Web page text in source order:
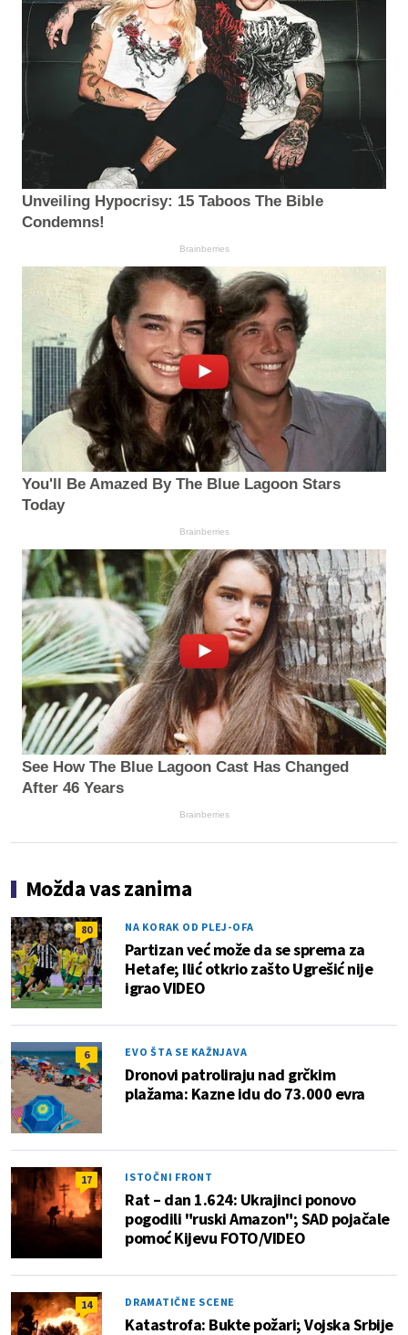
Unveiling Hypocrisy: 15 Taboos The Bible
Condemns!
Brainberries
You'll Be Amazed By The Blue Lagoon Stars
Today
Brainberries
See How The Blue Lagoon Cast Has Changed
After 46 Years
Brainberries
Možda vas zanima
80 NA KORAK OD PLEJ-OFA
Partizan već može da se sprema za
Hetafe; Ilić otkrio zašto Ugrešić nije
igrao VIDEO
6 EVO ŠTA SE KAŽNJAVA
Dronovi patroliraju nad grčkim
plažama: Kazne idu do 73.000 evra
17 ISTOČNI FRONT
Rat – dan 1.624: Ukrajinci ponovo
pogodili "ruski Amazon"; SAD pojačale
pomoć Kijevu FOTO/VIDEO
14 DRAMATIČNE SCENE
Katastrofa: Bukte požari; Vojska Srbije